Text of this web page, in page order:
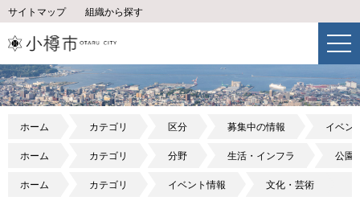
サイトマップ 組織から探す
ホーム カテゴリ 区分 募集中の情報 イベン
ホーム カテゴリ 分野 生活・インフラ 公園
ホーム カテゴリ イベント情報 文化・芸術